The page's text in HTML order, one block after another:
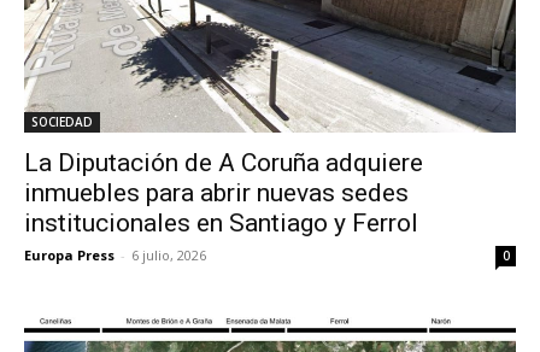
SOCIEDAD
La Diputación de A Coruña adquiere
inmuebles para abrir nuevas sedes
institucionales en Santiago y Ferrol
Europa Press - 6 julio, 2026 0